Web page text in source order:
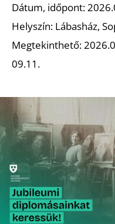
Dátum, időpont:
Helyszín: Lábasház,
Megtekinthető:
09.11.